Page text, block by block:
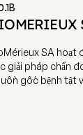
SA hoạt
giải pháp chẩn
gốc bệnh tật